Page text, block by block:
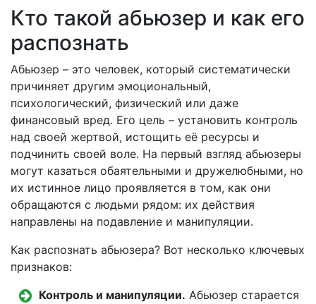
Кто такой абьюзер и как его
распознать
Абьюзер – это человек, который систематически
причиняет другим эмоциональный,
психологический, физический или даже
финансовый вред. Его цель – установить контроль
над своей жертвой, истощить её ресурсы и
подчинить своей воле. На первый взгляд абьюзеры
могут казаться обаятельными и дружелюбными, но
их истинное лицо проявляется в том, как они
обращаются с людьми рядом: их действия
направлены на подавление и манипуляции.
Как распознать абьюзера? Вот несколько ключевых
признаков:
Контроль и манипуляции. Абьюзер старается